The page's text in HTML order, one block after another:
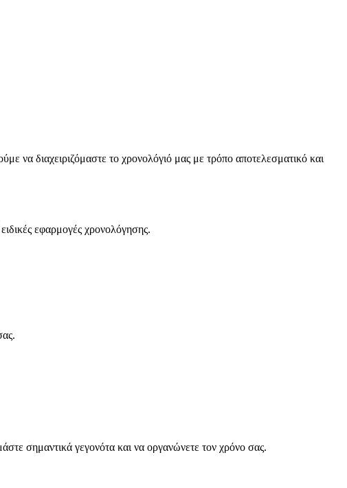
να διαχειριζόμαστε το χρονολόγιό μας με τρόπο αποτελεσματικό και
εφαρμογές χρονολόγησης.
σημαντικά γεγονότα και να οργανώνετε τον χρόνο σας.